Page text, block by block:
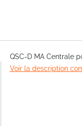
QSC-D MA Centrale
Voir la description